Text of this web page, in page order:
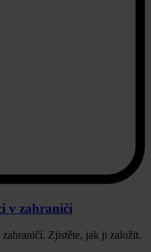
v zahraničí
Zjistěte, jak ji založit.